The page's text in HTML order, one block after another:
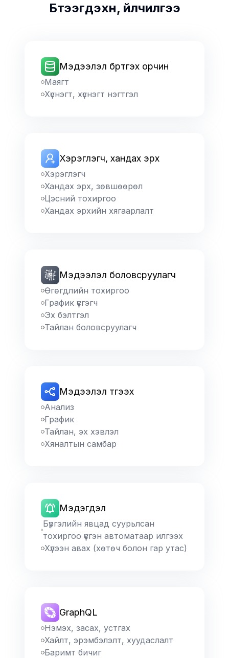
Бүтээгдэхүүн, үйлчилгээ
Мэдээлэл бүртгэх орчин
Маягт
Хүснэгт, хүснэгт нэгтгэл
Хэрэглэгч, хандах эрх
Хэрэглэгч
Хандах эрх, зөвшөөрөл
Цэсний тохиргоо
Хандах эрхийн хягаарлалт
Мэдээлэл боловсруулагч
Өгөгдлийн тохиргоо
График үүсгэгч
Эх бэлтгэл
Тайлан боловсруулагч
Мэдээлэл түгээх
Анализ
График
Тайлан, эх хэвлэл
Хяналтын самбар
Мэдэгдэл
Бүргэлийн явцад суурьлсан
тохиргоо үүсгэн автоматаар илгээх
Хүлээн авах (хөтөч болон гар утас)
GraphQL
Нэмэх, засах, устгах
Хайлт, эрэмбэлэлт, хуудаслалт
Баримт бичиг